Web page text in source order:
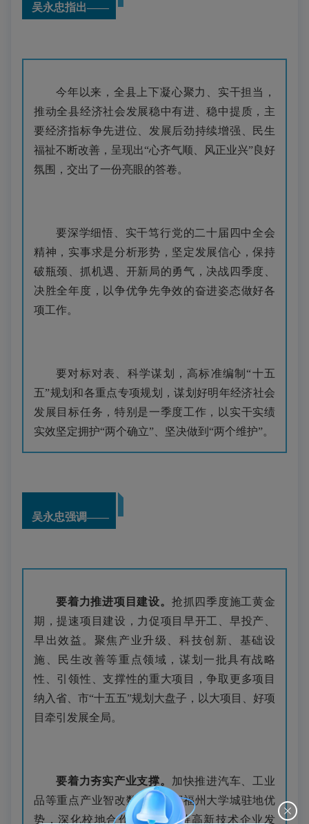
吴永忠指出——
今年以来，全县上下凝心聚力、实干担当，
推动全县经济社会发展稳中有进、稳中提质，主
要经济指标争先进位、发展后劲持续增强、民生
福祉不断改善，呈现出“心齐气顺、风正业兴”良好
氛围，交出了一份亮眼的答卷。
要深学细悟、实干笃行党的二十届四中全会
精神，实事求是分析形势，坚定发展信心，保持
破瓶颈、抓机遇、开新局的勇气，决战四季度、
决胜全年度，以争优争先争效的奋进姿态做好各
项工作。
要对标对表、科学谋划，高标准编制“十五
五”规划和各重点专项规划，谋划好明年经济社会
发展目标任务，特别是一季度工作，以实干实绩
实效坚定拥护“两个确立”、坚决做到“两个维护”。
吴永忠强调——
要着力推进项目建设。 抢抓四季度施工黄金
期，提速项目建设，力促项目早开工、早投产、
早出效益。聚焦产业升级、科技创新、基础设
施、民生改善等重点领域，谋划一批具有战略
性、引领性、支撑性的重大项目，争取更多项目
纳入省、市“十五五”规划大盘子，以大项目、好项
目牵引发展全局。
要着力夯实产业支撑。 加快推进汽车、工业
品等重点产业智改数转，发挥福州大学城驻地优
势，深化校地合作，大力扶持高新技术企业发